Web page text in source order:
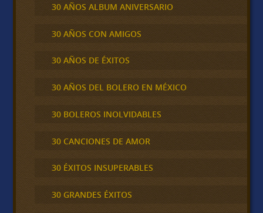
30 AÑOS ALBUM ANIVERSARIO
30 AÑOS CON AMIGOS
30 AÑOS DE ÉXITOS
30 AÑOS DEL BOLERO EN MÉXICO
30 BOLEROS INOLVIDABLES
30 CANCIONES DE AMOR
30 ÉXITOS INSUPERABLES
30 GRANDES ÉXITOS